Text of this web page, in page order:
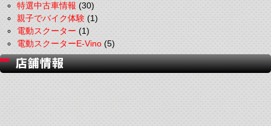
特選中古車情報(30)
親子でバイク体験(1)
電動スクーター(1)
電動スクーターE-Vino(5)